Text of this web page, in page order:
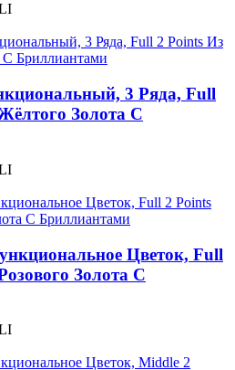
3 Ряда, Full
Золота С
Цветок, Full
Золота С